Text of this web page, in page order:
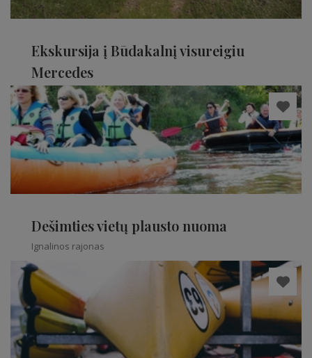
Ekskursija į Būdakalnį visureigiu
Mercedes
Ignalinos rajonas
Dešimties vietų plausto nuoma
Ignalinos rajonas